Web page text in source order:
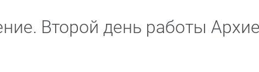
Второй день работы